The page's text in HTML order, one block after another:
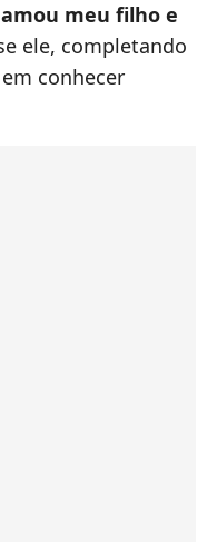
meu filho e
ele, completando
conhecer